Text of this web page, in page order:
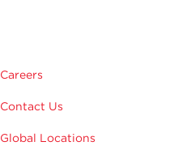
Careers
Contact Us
Global Locations